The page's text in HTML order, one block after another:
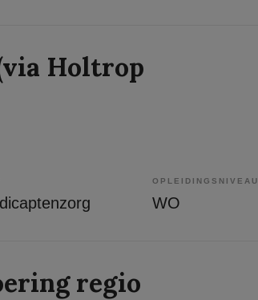
Holtrop
OPLEIDINGSNIVEAU
WO
regio